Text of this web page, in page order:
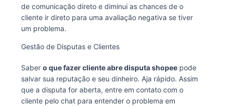
de comunicação direto e diminui as chances de o
cliente ir direto para uma avaliação negativa se tiver
um problema.
Gestão de Disputas e Clientes
Saber o que fazer cliente abre disputa shopeepode
salvar sua reputação e seu dinheiro. Aja rápido. Assim
que a disputa for aberta, entre em contato com o
cliente pelo chat para entender o problema em